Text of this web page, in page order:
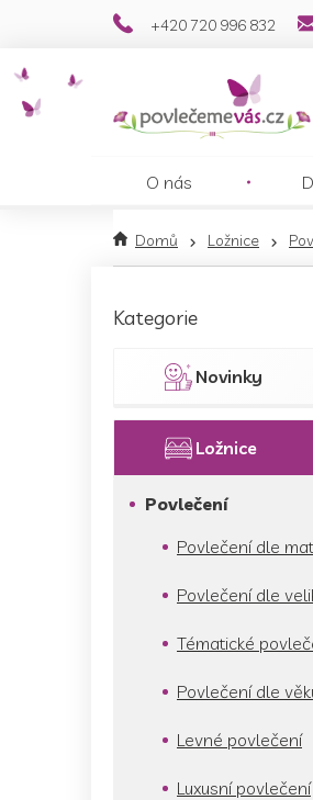
+420 720 996 832
O nás
Domů Ložnice
kategorie
Kategorie
Novinky
Ložnice
Povlečení
Povlečení dle
Povlečení dle
Tématické
Povlečení dle
Levné povlečení
Luxusní povlečení